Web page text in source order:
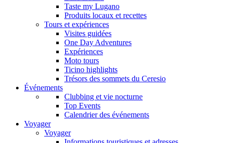
Taste my Lugano
Produits locaux et recettes
Tours et expériences
Visites guidées
One Day Adventures
Expériences
Moto tours
Ticino highlights
Trésors des sommets du Ceresio
Événements
Clubbing et vie nocturne
Top Events
Calendrier des événements
Voyager
Voyager